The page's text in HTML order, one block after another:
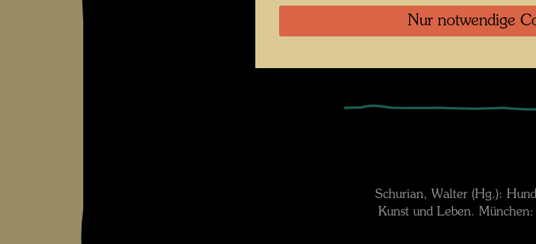
Menschen. Er wittert die
gleichen Urteile, Werte,
Schurian, Walter (Hg.):
Kunst und Leben.
Nur notwendige